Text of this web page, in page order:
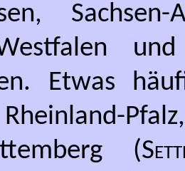
Westfalen
Etwas